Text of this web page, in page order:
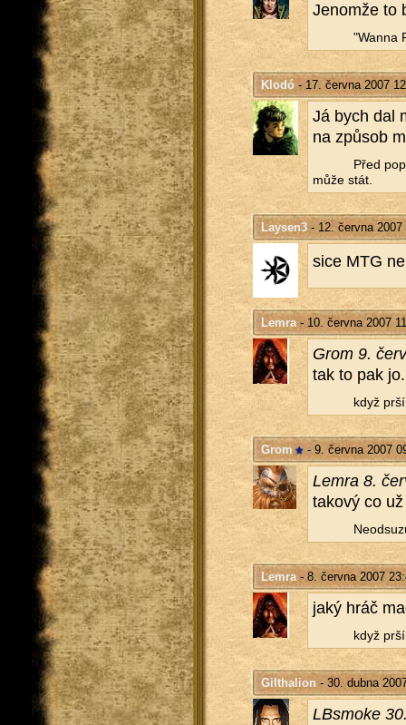
Je­nomže to
"Wanna
Klodó- 17. června 2007
Já bych dal
na způ­sob
Před
může stát.
Laysen3- 12. června 2007
sice MTG
Lemra- 10. června 2007
Grom 9.
tak to pak
když
Grom - 9. června 2007
Lemra 8.
ta­ko­vý co
Lemra- 8. června 2007
jaký hráč
když
Gilthalion - 30. dubna
LB­smoke